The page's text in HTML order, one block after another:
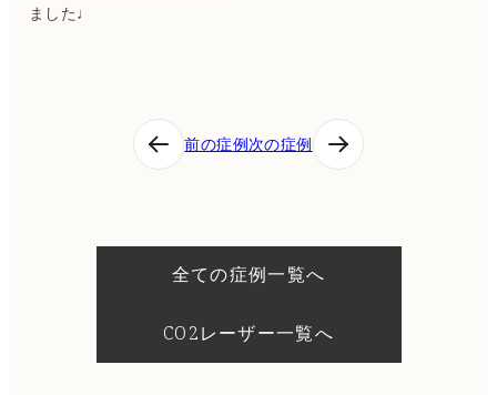
ました♩
前の症例次の症例
全ての症例一覧へ
CO2レーザー一覧へ